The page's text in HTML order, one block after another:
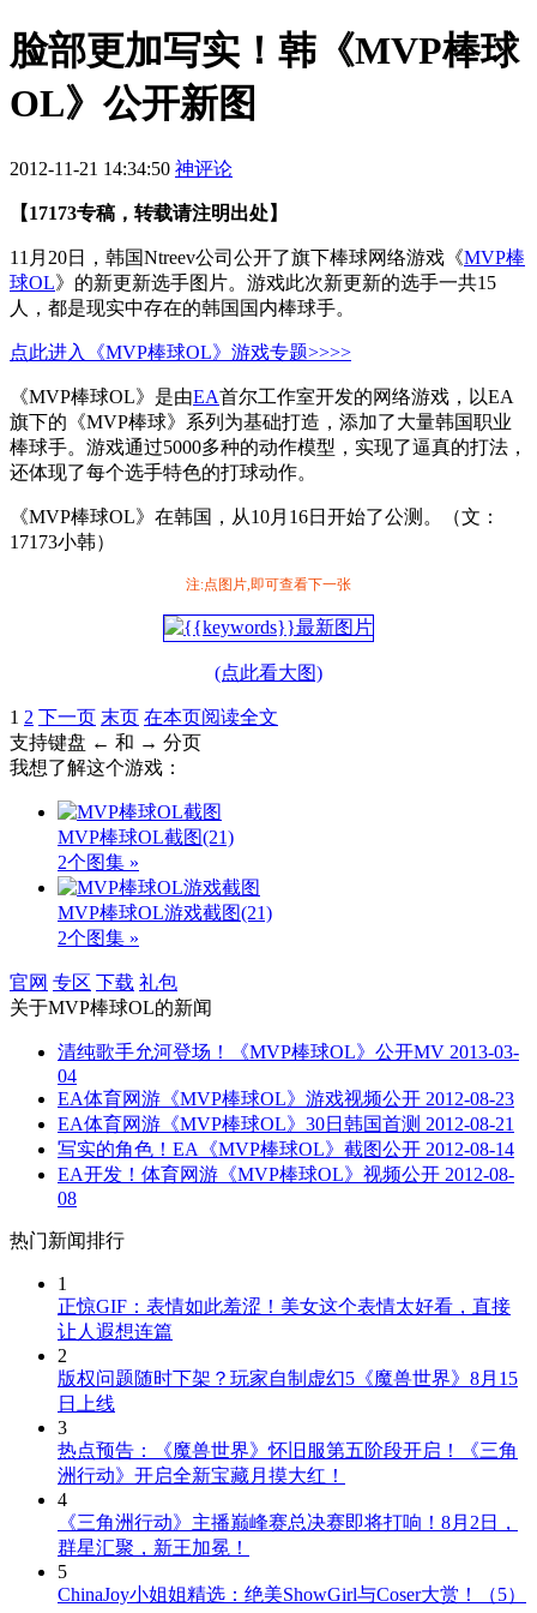
脸部更加写实！韩《MVP棒球
OL》公开新图
2012-11-21 14:34:50 神评论
【17173专稿，转载请注明出处】
11月20日，韩国Ntreev公司公开了旗下棒球网络游戏《MVP棒
球OL》的新更新选手图片。游戏此次新更新的选手一共15
人，都是现实中存在的韩国国内棒球手。
点此进入《MVP棒球OL》游戏专题>>>>
《MVP棒球OL》是由EA首尔工作室开发的网络游戏，以EA
旗下的《MVP棒球》系列为基础打造，添加了大量韩国职业
棒球手。游戏通过5000多种的动作模型，实现了逼真的打法，
还体现了每个选手特色的打球动作。
《MVP棒球OL》在韩国，从10月16日开始了公测。（文：
17173小韩）
注:点图片,即可查看下一张
(点此看大图)
1 2 下一页 末页 在本页阅读全文
支持键盘 ← 和 → 分页
我想了解这个游戏：
MVP棒球OL截图(21)
2个图集 »
MVP棒球OL游戏截图(21)
2个图集 »
官网 专区 下载 礼包
关于MVP棒球OL的新闻
清纯歌手允河登场！《MVP棒球OL》公开MV 2013-03-
04
EA体育网游《MVP棒球OL》游戏视频公开 2012-08-23
EA体育网游《MVP棒球OL》30日韩国首测 2012-08-21
写实的角色！EA《MVP棒球OL》截图公开 2012-08-14
EA开发！体育网游《MVP棒球OL》视频公开 2012-08-
08
热门新闻排行
1
正惊GIF：表情如此羞涩！美女这个表情太好看，直接
让人遐想连篇
2
版权问题随时下架？玩家自制虚幻5《魔兽世界》8月15
日上线
3
热点预告：《魔兽世界》怀旧服第五阶段开启！《三角
洲行动》开启全新宝藏月摸大红！
4
《三角洲行动》主播巅峰赛总决赛即将打响！8月2日，
群星汇聚，新王加冕！
5
ChinaJoy小姐姐精选：绝美ShowGirl与Coser大赏！（5）